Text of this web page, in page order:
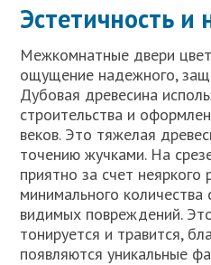
Эстетичность и
Межкомнатные двери
ощущение надежного,
Дубовая древесина
строительства и
веков. Это тяжелая
точению жучками. На
приятно за счет неяркого
минимального количества
видимых повреждений.
тонируется и травится,
появляются уникальные